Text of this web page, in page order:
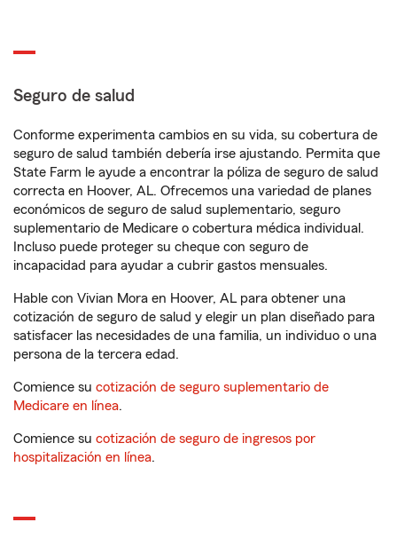
Seguro de salud
Conforme experimenta cambios en su vida, su cobertura de
seguro de salud también debería irse ajustando. Permita que
State Farm le ayude a encontrar la póliza de seguro de salud
correcta en Hoover, AL. Ofrecemos una variedad de planes
económicos de seguro de salud suplementario, seguro
suplementario de Medicare o cobertura médica individual.
Incluso puede proteger su cheque con seguro de
incapacidad para ayudar a cubrir gastos mensuales.
Hable con Vivian Mora en Hoover, AL para obtener una
cotización de seguro de salud y elegir un plan diseñado para
satisfacer las necesidades de una familia, un individuo o una
persona de la tercera edad.
Comience su cotización de seguro suplementario de
Medicare en línea.
Comience su cotización de seguro de ingresos por
hospitalización en línea.